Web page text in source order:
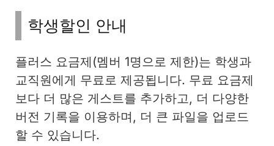
학생할인 안내
플러스 요금제(멤버 1명으로 제한)는 학생과
교직원에게 무료로 제공됩니다. 무료 요금제
보다 더 많은 게스트를 추가하고, 더 다양한
버전 기록을 이용하며, 더 큰 파일을 업로드
할 수 있습니다.